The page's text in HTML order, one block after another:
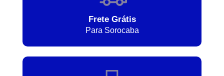
Frete Grátis
Para Sorocaba